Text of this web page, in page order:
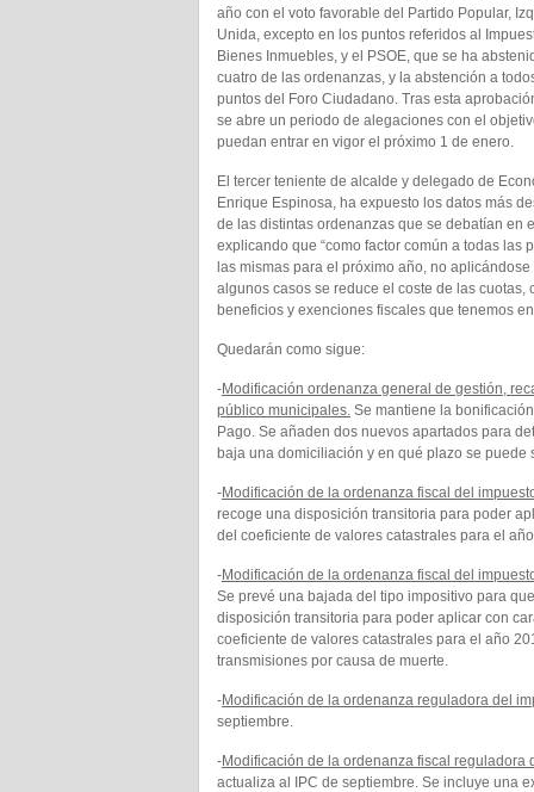
año con el voto favorable del Partido Popular,
Unida, excepto en los puntos referidos al
Bienes Inmuebles, y el PSOE, que se ha
cuatro de las ordenanzas, y la abstención a
puntos del Foro Ciudadano. Tras esta
se abre un periodo de alegaciones con el
puedan entrar en vigor el próximo 1 de enero.
El tercer teniente de alcalde y delegado de
Enrique Espinosa, ha expuesto los datos más
de las distintas ordenanzas que se debatían en
explicando que “como factor común a todas
las mismas para el próximo año, no
algunos casos se reduce el coste de las
beneficios y exenciones fiscales que tenemos
Quedarán como sigue:
-Modificación ordenanza general de gestión,
público municipales. Se mantiene la
Pago. Se añaden dos nuevos apartados para
baja una domiciliación y en qué plazo se
-Modificación de la ordenanza fiscal del
recoge una disposición transitoria para poder
del coeficiente de valores catastrales para el
-Modificación de la ordenanza fiscal del
Se prevé una bajada del tipo impositivo para
disposición transitoria para poder aplicar con
coeficiente de valores catastrales para el año
transmisiones por causa de muerte.
-Modificación de la ordenanza reguladora del
septiembre.
-Modificación de la ordenanza fiscal
actualiza al IPC de septiembre. Se incluye una